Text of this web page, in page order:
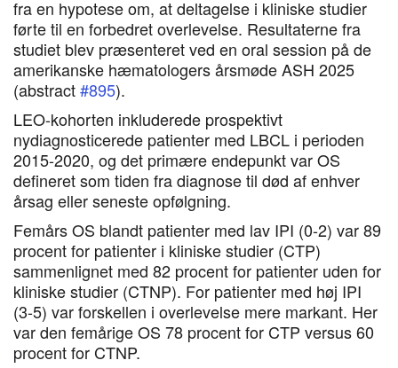
fra en hypotese om, at deltagelse i kliniske studier
førte til en forbedret overlevelse. Resultaterne fra
studiet blev præsenteret ved en oral session på de
amerikanske hæmatologers årsmøde ASH 2025
(abstract#895).
LEO-kohorten inkluderede prospektivt
nydiagnosticerede patienter med LBCL i perioden
2015-2020, og det primære endepunkt var OS
defineret som tiden fra diagnose til død af enhver
årsag eller seneste opfølgning.
Femårs OS blandt patienter med lav IPI (0-2) var 89
procent for patienter i kliniske studier (CTP)
sammenlignet med 82 procent for patienter uden for
kliniske studier (CTNP). For patienter med høj IPI
(3-5) var forskellen i overlevelse mere markant. Her
var den femårige OS 78 procent for CTP versus 60
procent for CTNP.